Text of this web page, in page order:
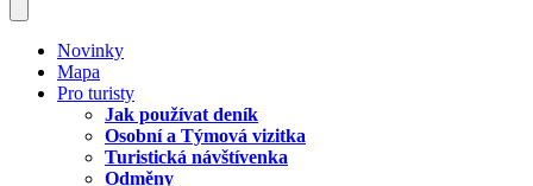
Novinky
Mapa
Pro turisty
Jak používat deník
Osobní a Týmová vizitka
Turistická návštívenka
Odměny